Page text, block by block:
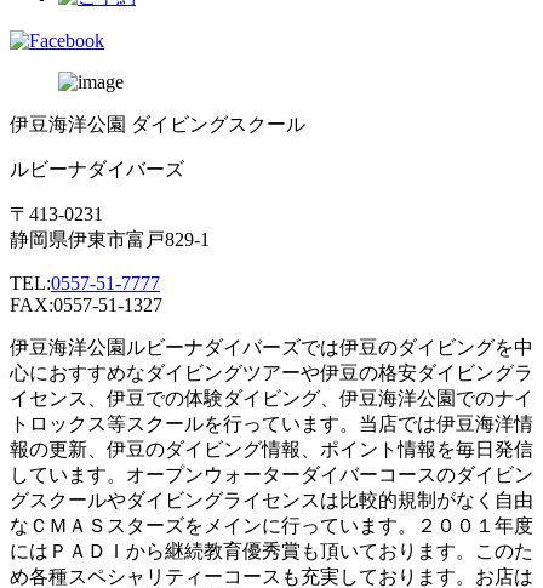
伊豆海洋公園 ダイビングスクール
ルビーナダイバーズ
〒413-0231
静岡県伊東市富戸829-1
TEL:0557-51-7777
FAX:0557-51-1327
伊豆海洋公園ルビーナダイバーズでは伊豆のダイビングを中
心におすすめなダイビングツアーや伊豆の格安ダイビングラ
イセンス、伊豆での体験ダイビング、伊豆海洋公園でのナイ
トロックス等スクールを行っています。当店では伊豆海洋情
報の更新、伊豆のダイビング情報、ポイント情報を毎日発信
しています。オープンウォーターダイバーコースのダイビン
グスクールやダイビングライセンスは比較的規制がなく自由
なＣＭＡＳスターズをメインに行っています。２００１年度
にはＰＡＤＩから継続教育優秀賞も頂いております。このた
め各種スペシャリティーコースも充実しております。お店は